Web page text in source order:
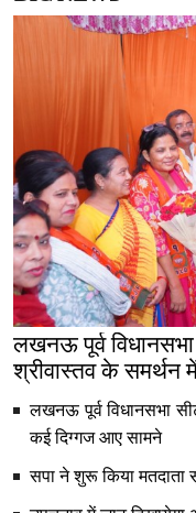
लखनऊ पूर्व
श्रीवास्तव के
लखनऊ पूर्व विधानसभा
कई दिग्गज आए सामने
सपा ने शुरू किया मतदाता